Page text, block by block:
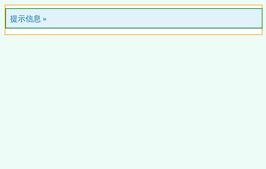
提示信息 »